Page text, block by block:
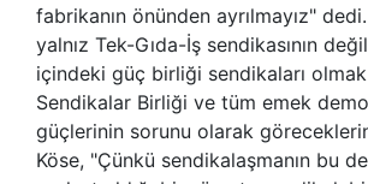
fabrikanın önünden ayrılmayız" dedi.
yalnız Tek-Gıda-İş sendikasının
içindeki güç birliği sendikaları
Sendikalar Birliği ve tüm emek
güçlerinin sorunu olarak
Köse, "Çünkü sendikalaşmanın bu